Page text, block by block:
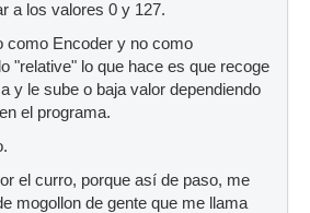
a los valores 0 y 127.
como Encoder y no como
"relative" lo que hace es que recoge
y le sube o baja valor dependiendo
el programa.
el curro, porque así de paso, me
mogollon de gente que me llama